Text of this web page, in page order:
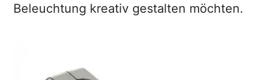
Beleuchtung kreativ gestalten möchten.